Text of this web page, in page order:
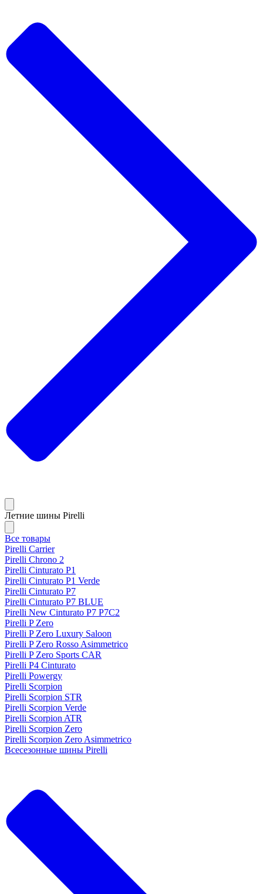
Летние шины Pirelli
Все товары
Pirelli Carrier
Pirelli Chrono 2
Pirelli Cinturato P1
Pirelli Cinturato P1 Verde
Pirelli Cinturato P7
Pirelli Cinturato P7 BLUE
Pirelli New Cinturato P7 P7C2
Pirelli P Zero
Pirelli P Zero Luxury Saloon
Pirelli P Zero Rosso Asimmetrico
Pirelli P Zero Sports CAR
Pirelli P4 Cinturato
Pirelli Powergy
Pirelli Scorpion
Pirelli Scorpion STR
Pirelli Scorpion Verde
Pirelli Scorpion ATR
Pirelli Scorpion Zero
Pirelli Scorpion Zero Asimmetrico
Всесезонные шины Pirelli